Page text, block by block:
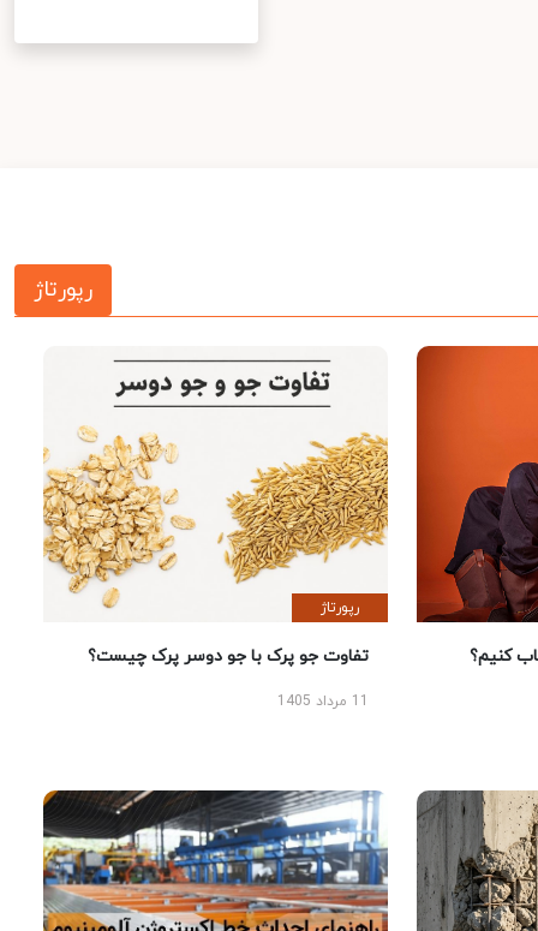
رپورتاژ
کنیم؟
رپورتاژ
تفاوت جو پرک با جو دوسر پرک چیست؟